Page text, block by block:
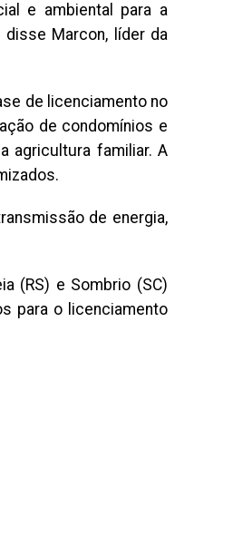
e ambiental para a
disse Marcon, líder da
de licenciamento no
de condomínios e
agricultura familiar. A
de energia,
(RS) e Sombrio (SC)
para o licenciamento